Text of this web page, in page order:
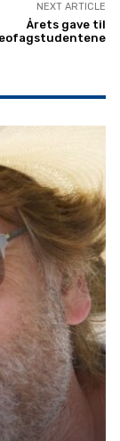
NEXT ARTICLE
Årets gave til